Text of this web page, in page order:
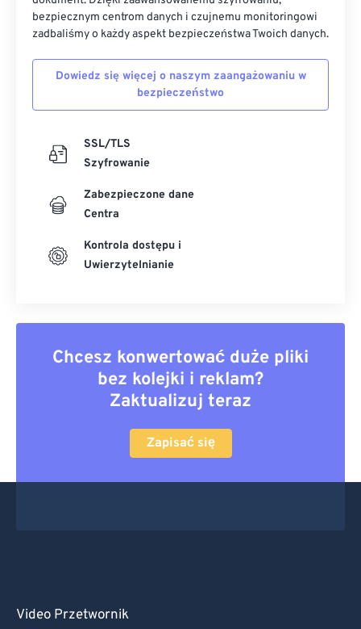
bezpiecznym centrom danych i czujnemu monitoringowi
zadbaliśmy o każdy aspekt bezpieczeństwa Twoich danych.
Dowiedz się więcej o naszym zaangażowaniu w
bezpieczeństwo
SSL/TLS
Szyfrowanie
Zabezpieczone dane
Centra
Kontrola dostępu i
Uwierzytelnianie
Chcesz konwertować duże pliki
bez kolejki i reklam?
Zaktualizuj teraz
Zapisać się
Video Przetwornik